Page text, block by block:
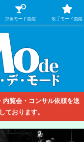
分析するファッション＆ア
イト
内覧会・コンサル依頼を送
ております。
邦画モード図鑑 歌手モード図鑑